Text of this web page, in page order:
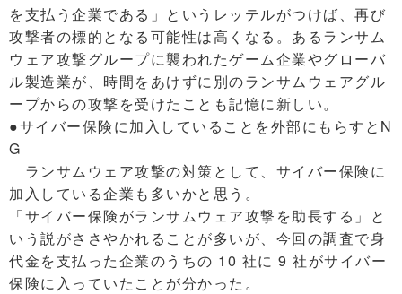
を支払う企業である」というレッテルがつけば、再び
攻撃者の標的となる可能性は高くなる。あるランサム
ウェア攻撃グループに襲われたゲーム企業やグローバ
ル製造業が、時間をあけずに別のランサムウェアグル
ープからの攻撃を受けたことも記憶に新しい。
●サイバー保険に加入していることを外部にもらすとN
G
ランサムウェア攻撃の対策として、サイバー保険に
加入している企業も多いかと思う。
「サイバー保険がランサムウェア攻撃を助長する」と
いう説がささやかれることが多いが、今回の調査で身
代金を支払った企業のうちの 10 社に 9 社がサイバー
保険に入っていたことが分かった。